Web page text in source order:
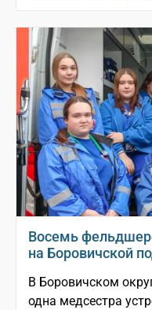
Восемь
на Боровичской
В Боровичском
одна медсестра